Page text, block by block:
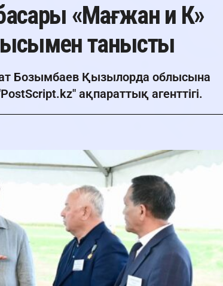
«Мағжан и К»
танысты
Бозымбаев Қызылорда облысына
ақпараттық агенттігі.